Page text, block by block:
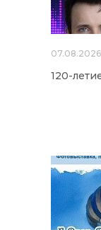
07.08.2026
120-